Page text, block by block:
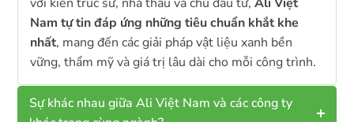
Nam tự tin đáp ứng những tiêu chuẩn khắt khe
nhất, mang đến các giải pháp vật liệu xanh bền
vững, thẩm mỹ và giá trị lâu dài cho mỗi công trình.
Sự khác nhau giữa Ali Việt Nam và các công ty